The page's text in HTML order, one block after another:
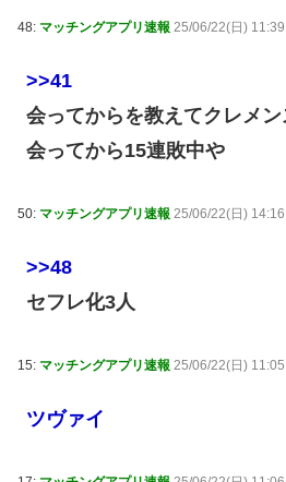
48: マッチングアプリ速報 25/06/22(日)
>>41
会ってからを教えてクレメン
会ってから15連敗中や
50: マッチングアプリ速報 25/06/22(日)
>>48
セフレ化3人
15: マッチングアプリ速報 25/06/22(日)
ツヴァイ